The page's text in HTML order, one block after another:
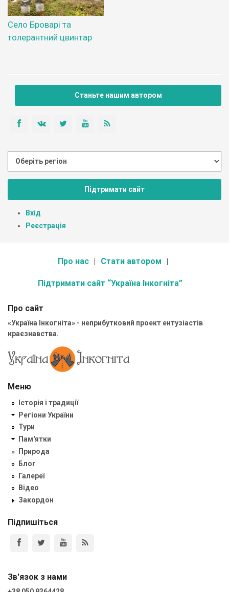
Село Броварі та
толерантний цвинтар
Станьте нашим автором
Підтримати сайт
Вхід
Реєстрація
Про нас Стати автором
Підтримати сайт “Україна Інкогніта”
Про сайт
«Україна Інкогніта» - неприбутковий проект ентузіастів
краєзнавства.
Меню
Історія і традиції
Регіони України
Тури
Пам'ятки
Природа
Блог
Галереї
Відео
Закордон
Підпишіться
Зв'язок з нами